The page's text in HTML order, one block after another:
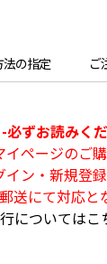
法の指定 ご
必ずお読みくだ
ページのご
ン・新規登
送にて対応と
についてはこ